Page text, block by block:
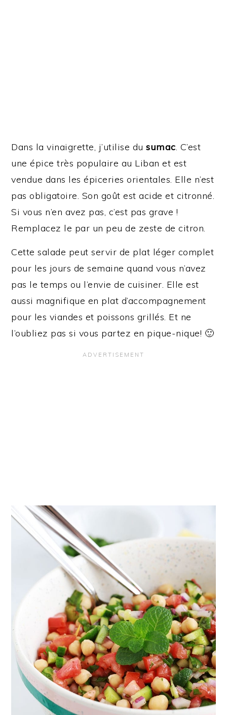
Dans la vinaigrette, j’utilise dusumac. C’est
une épice très populaire au Liban et est
vendue dans les épiceries orientales. Elle n’est
pas obligatoire. Son goût est acide et citronné.
Si vous n’en avez pas, c’est pas grave !
Remplacez le par un peu de zeste de citron.
Cette salade peut servir de plat léger complet
pour les jours de semaine quand vous n’avez
pas le temps ou l’envie de cuisiner. Elle est
aussi magnifique en plat d’accompagnement
pour les viandes et poissons grillés. Et ne
l’oubliez pas si vous partez en pique-nique! 🙂